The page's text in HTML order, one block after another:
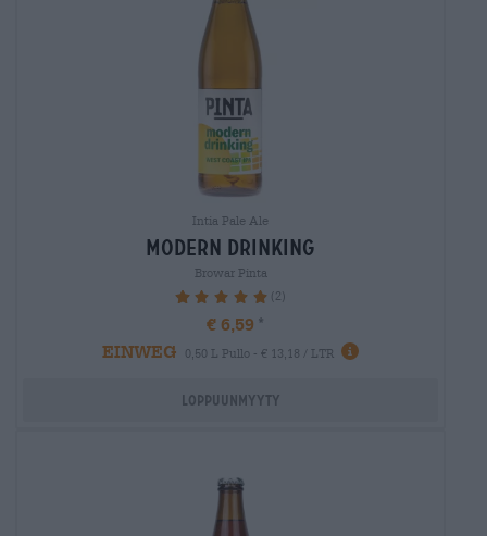
Intia Pale Ale
modern drinking
Browar Pinta
100% (2)
€ 6,59
EINWEG
0,50 L Pullo - € 13,18 / LTR
Loppuunmyyty